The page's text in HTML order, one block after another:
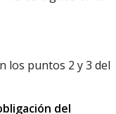
los puntos 2 y 3 del
del